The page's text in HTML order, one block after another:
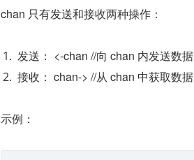
chan 只有发送和接收两种操作：
发送： <-chan //向 chan 内发送数据
接收： chan-> //从 chan 中获取数据
示例：